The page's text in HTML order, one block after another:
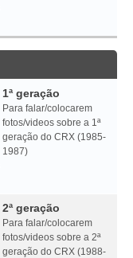
1ª geração
Para falar/colocarem
fotos/videos sobre a 1ª
geração do CRX (1985-
1987)
2ª geração
Para falar/colocarem
fotos/videos sobre a 2ª
geração do CRX (1988-